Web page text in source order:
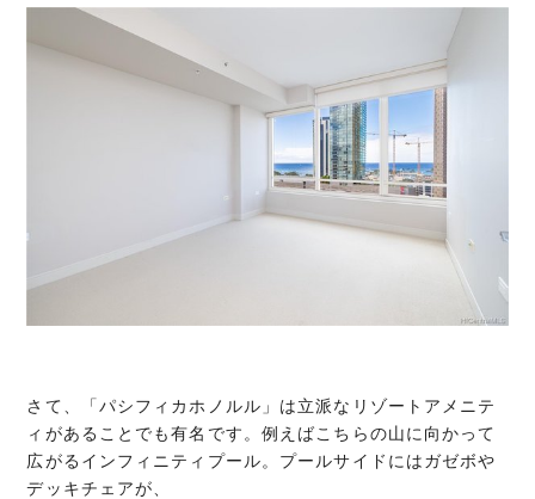
さて、「パシフィカホノルル」は立派なリゾートアメニテ
ィがあることでも有名です。例えばこちらの山に向かって
広がるインフィニティプール。プールサイドにはガゼボや
デッキチェアが、